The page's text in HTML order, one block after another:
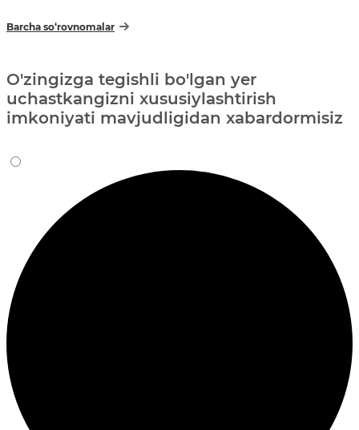
Barcha so‘rovnomalar
O'zingizga tegishli bo'lgan yer
uchastkangizni xususiylashtirish
imkoniyati mavjudligidan xabardormisiz